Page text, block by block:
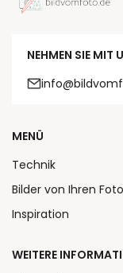
NEHMEN SIE MIT
MENÜ
Technik
Bilder von Ihren
Inspiration
WEITERE